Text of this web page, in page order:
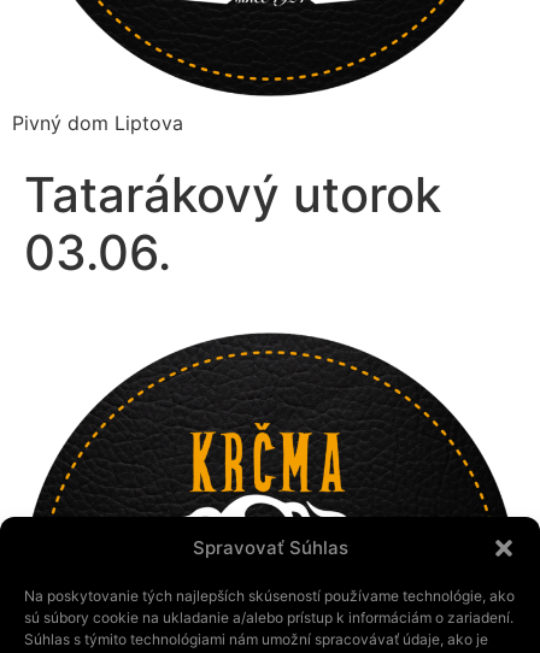
Spravovať Súhlas
Na poskytovanie tých najlepších skúseností používame technológie, ako
sú súbory cookie na ukladanie a/alebo prístup k informáciám o zariadení.
Súhlas s týmito technológiami nám umožní spracovávať údaje, ako je
Pivný dom Liptova
Tatarákový utorok
03.06.